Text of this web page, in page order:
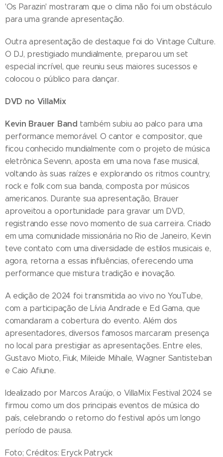
'Os Parazin' mostraram que o clima não foi um obstáculo
para uma grande apresentação.
Outra apresentação de destaque foi do Vintage Culture.
O DJ, prestigiado mundialmente, preparou um set
especial incrível, que reuniu seus maiores sucessos e
colocou o público para dançar.
DVD no VillaMix
Kevin Brauer Band também subiu ao palco para uma
performance memorável. O cantor e compositor, que
ficou conhecido mundialmente com o projeto de música
eletrônica Sevenn, aposta em uma nova fase musical,
voltando às suas raízes e explorando os ritmos country,
rock e folk com sua banda, composta por músicos
americanos. Durante sua apresentação, Brauer
aproveitou a oportunidade para gravar um DVD,
registrando esse novo momento de sua carreira. Criado
em uma comunidade missionária no Rio de Janeiro, Kevin
teve contato com uma diversidade de estilos musicais e,
agora, retorna a essas influências, oferecendo uma
performance que mistura tradição e inovação.
A edição de 2024 foi transmitida ao vivo no YouTube,
com a participação de Lívia Andrade e Ed Gama, que
comandaram a cobertura do evento. Além dos
apresentadores, diversos famosos marcaram presença
no local para prestigiar as apresentações. Entre eles,
Gustavo Mioto, Fiuk, Mileide Mihaile, Wagner Santisteban
e Caio Afiune.
Idealizado por Marcos Araújo, o VillaMix Festival 2024 se
firmou como um dos principais eventos de música do
país, celebrando o retorno do festival após um longo
período de pausa.
Foto; Créditos: Eryck Patryck